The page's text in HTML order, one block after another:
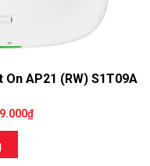
On AP21 (RW) S1T09A